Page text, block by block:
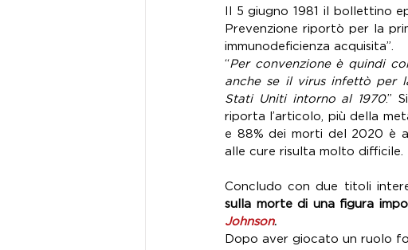
Il 5 giugno 1981 il bollettino
Prevenzione riportò per la
immunodeficienza acquisita”.
“Per convenzione è quindi
anche se il virus infettò per
Stati Uniti intorno al 1970.”
riporta l’articolo, più della
e 88% dei morti del 2020 è
alle cure risulta molto difficile.
Concludo con due titoli
sulla morte di una figura
Johnson.
Dopo aver giocato un ruolo